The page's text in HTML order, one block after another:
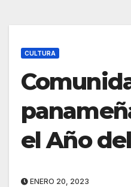
CULTURA
el Año
ENERO 20, 2023